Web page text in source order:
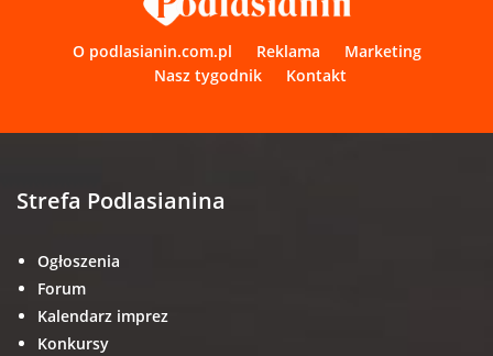
O podlasianin.com.pl Reklama
Marketing
Nasz tygodnik
Kontakt
Strefa Podlasianina
Ogłoszenia
Forum
Kalendarz imprez
Konkursy